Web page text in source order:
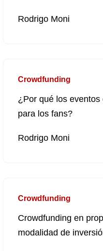
Rodrigo Moni
Crowdfunding
¿Por qué los
para los fans?
Rodrigo Moni
Crowdfunding
Crowdfunding en
modalidad de